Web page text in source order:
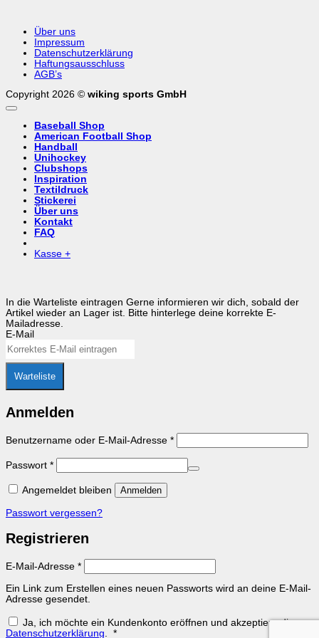
Über uns
Impressum
Datenschutzerklärung
Haftungsausschluss
AGB’s
Copyright 2026 © wiking sports GmbH
Baseball Shop
American Football Shop
Handball
Unihockey
Clubshops
Inspiration
Textildruck
Stickerei
Über uns
Kontakt
FAQ
Kasse +
In die Warteliste eintragen Gerne informieren wir dich, sobald der
Artikel wieder an Lager ist. Bitte hinterlege deine korrekte E-
Mailadresse.
E-Mail
Warteliste
Anmelden
Benutzername oder E-Mail-Adresse *Erforderlich
Passwort *Erforderlich
Angemeldet bleiben Anmelden
Passwort vergessen?
Registrieren
E-Mail-Adresse *Erforderlich
Ein Link zum Erstellen eines neuen Passworts wird an deine E-Mail-
Adresse gesendet.
Ja, ich möchte ein Kundenkonto eröffnen und akzeptiere die
Datenschutzerklärung. *Erforderlich